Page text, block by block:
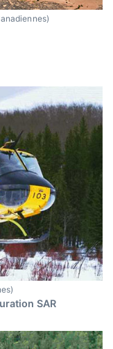
SAR